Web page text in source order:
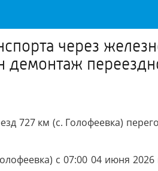
через
727 км (с. Голофеевка)
с 07:00 04 июня